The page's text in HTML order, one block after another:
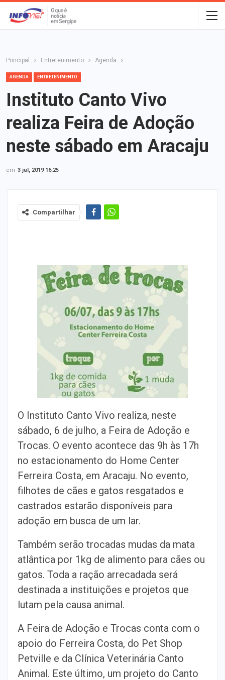
Principal Entretenimento Agenda
AGENDA ENTRETENIMENTO
Instituto Canto Vivo
realiza Feira de Adoção
neste sábado em Aracaju
em 3 jul, 2019 16:25
Compartilhar
O Instituto Canto Vivo realiza, neste
sábado, 6 de julho, a Feira de Adoção e
Trocas. O evento acontece das 9h às 17h
no estacionamento do Home Center
Ferreira Costa, em Aracaju. No evento,
filhotes de cães e gatos resgatados e
castrados estarão disponíveis para
adoção em busca de um lar.
Também serão trocadas mudas da mata
atlântica por 1kg de alimento para cães ou
gatos. Toda a ração arrecadada será
destinada a instituições e projetos que
lutam pela causa animal.
A Feira de Adoção e Trocas conta com o
apoio do Ferreira Costa, do Pet Shop
Petville e da Clínica Veterinária Canto
Animal. Este último, um projeto do Canto